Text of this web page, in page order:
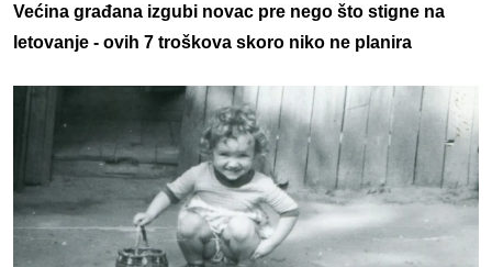
Većina građana izgubi novac pre nego što stigne na
letovanje - ovih 7 troškova skoro niko ne planira